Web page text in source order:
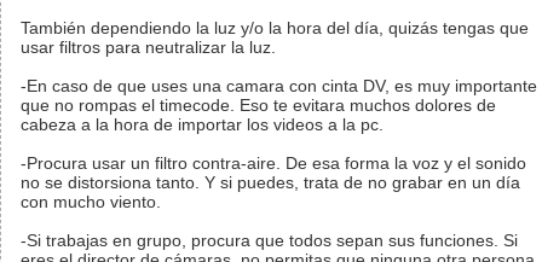
También dependiendo la luz y/o la hora del día, quizás tengas que
usar filtros para neutralizar la luz.
-En caso de que uses una camara con cinta DV, es muy importante
que no rompas el timecode. Eso te evitara muchos dolores de
cabeza a la hora de importar los videos a la pc.
-Procura usar un filtro contra-aire. De esa forma la voz y el sonido
no se distorsiona tanto. Y si puedes, trata de no grabar en un día
con mucho viento.
-Si trabajas en grupo, procura que todos sepan sus funciones. Si